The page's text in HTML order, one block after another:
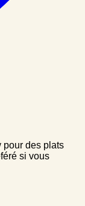
pour des plats
si vous